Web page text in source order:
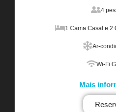
4
1 Cama Casal e 2
Ar-
Wi-Fi
Mais